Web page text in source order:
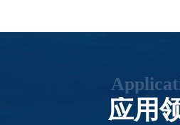
应用